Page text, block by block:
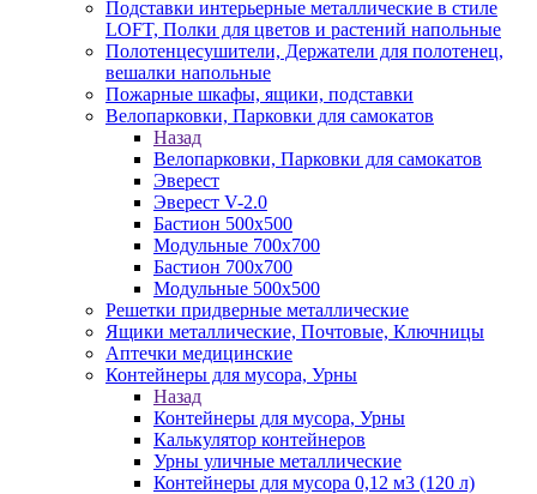
Подставки интерьерные металлические в стиле
LOFT, Полки для цветов и растений напольные
Полотенцесушители, Держатели для полотенец,
вешалки напольные
Пожарные шкафы, ящики, подставки
Велопарковки, Парковки для самокатов
Назад
Велопарковки, Парковки для самокатов
Эверест
Эверест V-2.0
Бастион 500х500
Модульные 700х700
Бастион 700х700
Модульные 500х500
Решетки придверные металлические
Ящики металлические, Почтовые, Ключницы
Аптечки медицинские
Контейнеры для мусора, Урны
Назад
Контейнеры для мусора, Урны
Калькулятор контейнеров
Урны уличные металлические
Контейнеры для мусора 0,12 м3 (120 л)